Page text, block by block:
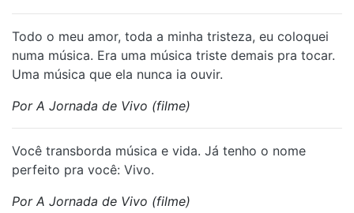
Todo o meu amor, toda a minha tristeza, eu coloquei
numa música. Era uma música triste demais pra tocar.
Uma música que ela nunca ia ouvir.
Por A Jornada de Vivo (filme)
Você transborda música e vida. Já tenho o nome
perfeito pra você: Vivo.
Por A Jornada de Vivo (filme)